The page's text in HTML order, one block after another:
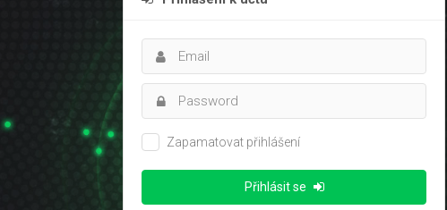
Zapamatovat přihlášení
Přihlásit se